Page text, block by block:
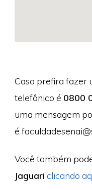
Caso prefira fazer
telefônico é 0800
uma mensagem
é
Você também
Jaguari clicando